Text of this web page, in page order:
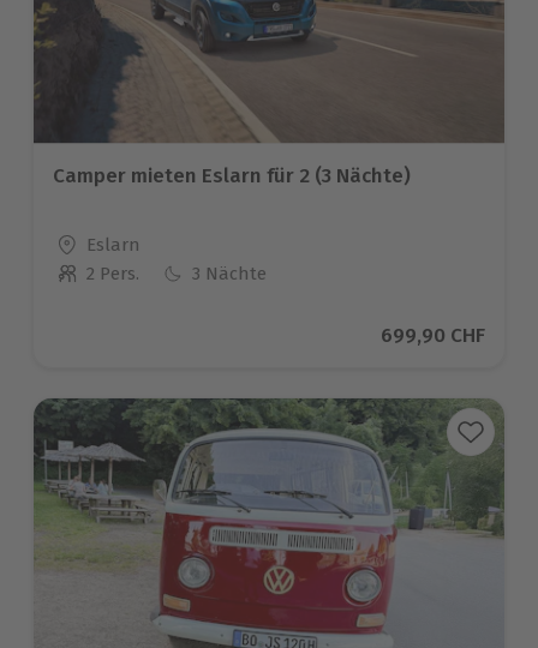
Camper mieten Eslarn für 2 (3 Nächte)
Standort
Eslarn
Anzahl der Teilnehmer
2 Pers. 3 Nächte
Aktueller Preis
699,90 CHF